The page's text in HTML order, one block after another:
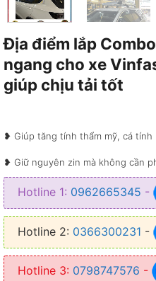
Địa điểm lắp
ngang cho xe
giúp chịu tải tốt
❥ Giúp tăng tính thẩm mỹ, cá tính
❥ Giữ nguyên zin mà không cần
❥ Mở rộng không gian chứa đồ
❥ Chất lượng tốt, độ bền bỉ cao,
❥ Được làm từ hợp kim nhôm,
Hotline 1: 0962665345 -
Hotline 2: 0366300231 -
Hotline 3: 0798747576 -